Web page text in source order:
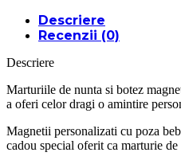
Descriere
Recenzii (0)
Descriere
Marturiile de nunta si botez
a oferi celor dragi o amintire
Magnetii personalizati cu poza
cadou special oferit ca marturie de